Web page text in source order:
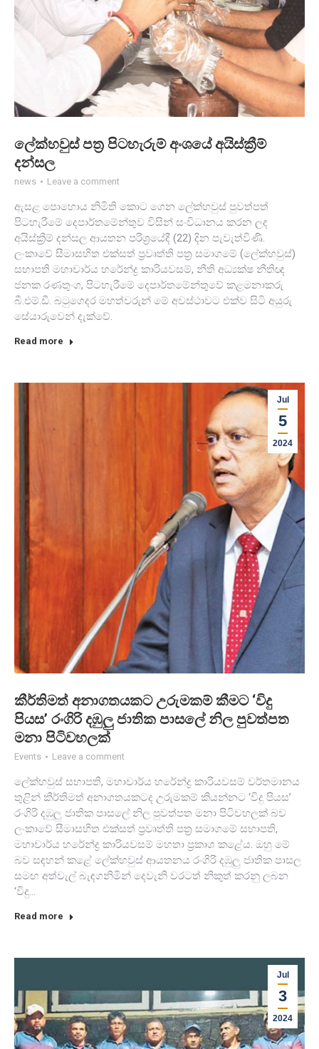
ලේක්හවුස් පත්‍ර පිටහැරුම් අංශයේ අයිස්ක්‍රීම්
දන්සල
news Leave a comment
ඇසළ පොහොය නිමිති කොට ගෙන ලේක්හවුස් පුවත්පත්
පිටහැරීමේ දෙපාර්තමේන්තුව විසින් සංවිධානය කරන ලද
අයිස්ක්‍රීම් දන්සල ආයතන පරිශ්‍රයේදී (22) දින පැවැත්විණි.
ලංකාවේ සීමාසහිත එක්සත් ප්‍රවෘත්ති පත්‍ර සමාගමේ (ලේක්හවුස්)
සභාපති මහාචාර්ය හරේන්ද්‍ර කාරියවසම්, නීති අධ්‍යක්ෂ නීතිඥ
ජනක රණතුංග, පිටහැරීමේ දෙපාර්තමේන්තුවේ කළමනාකරු
බී.එම්.ඩී. බටුගෙදර මහත්වරුන් මේ අවස්ථාවට එක්ව සිටි අයුරු
සේයාරුවෙන් දැක්වේ.
Read more
Jul
5
2024
කීර්තිමත් අනාගතයකට උරුමකම් කීමට ‘විදු
පියස’ රංගිරි දඹුලු ජාතික පාසලේ නිල පුවත්පත
මනා පිටිවහලක්
Events Leave a comment
ලේක්හවුස් සභාපති, මහාචාර්ය හරේන්ද්‍ර කාරියවසම් වර්තමානය
තුළින් කීර්තිමත් අනාගතයකටද උරුමකම් කියන්නට ‘විදු පියස’
රංගිරි දඹුලු ජාතික පාසලේ නිල පුවත්පත මනා පිටිවහලක් බව
ලංකාවේ සීමාසහිත එක්සත් ප්‍රවෘත්ති පත්‍ර සමාගමේ සභාපති,
මහාචාර්ය හරේන්ද්‍ර කාරියවසම් මහතා ප්‍රකාශ කළේය. ඔහු මේ
බව සඳහන් කළේ ලේක්හවුස් ආයතනය රංගිරි දඹුලු ජාතික පාසල
සමඟ අත්වැල් බැඳගනිමින් දෙවැනි වරටත් නිකුත් කරනු ලබන
‘විදු…
Read more
Jul
3
2024